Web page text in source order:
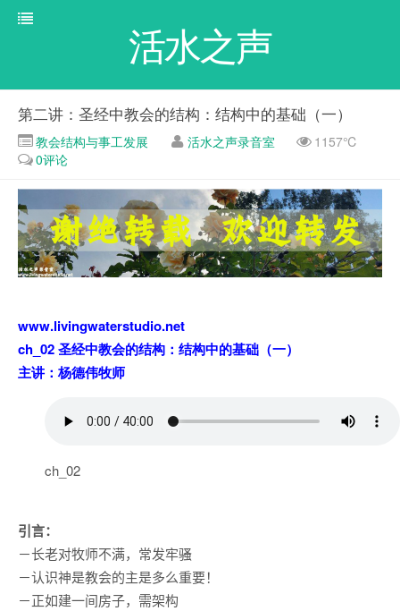
活水之声
第二讲：圣经中教会的结构：结构中的基础（一）
教会结构与事工发展 活水之声录音室
1157℃
0评论
www.livingwaterstudio.net
ch_02 圣经中教会的结构：结构中的基础（一）
主讲：杨德伟牧师
ch_02
引言：
－长老对牧师不满，常发牢骚
－认识神是教会的主是多么重要！
－正如建一间房子，需架构